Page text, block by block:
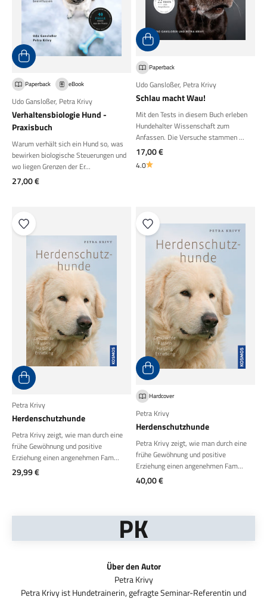
Paperback eBook
Udo Gansloßer, Petra Krivy
Verhaltensbiologie Hund -
Praxisbuch
Warum verhält sich ein Hund so, was
bewirken biologische Steuerungen und
wo liegen Grenzen der Er...
Angebot
27,00 €
Paperback
Udo Gansloßer, Petra Krivy
Schlau macht Wau!
Mit den Tests in diesem Buch erleben
Hundehalter Wissenschaft zum
Anfassen. Die Versuche stammen ...
Angebot
17,00 €
4.0
Petra Krivy
Herdenschutzhunde
Petra Krivy zeigt, wie man durch eine
frühe Gewöhnung und positive
Erziehung einen angenehmen Fam...
Angebot
29,99 €
Hardcover
Petra Krivy
Herdenschutzhunde
Petra Krivy zeigt, wie man durch eine
frühe Gewöhnung und positive
Erziehung einen angenehmen Fam...
Angebot
40,00 €
PK
Über den Autor
Petra Krivy ist Hundetrainerin, gefragte Seminar-Referentin und